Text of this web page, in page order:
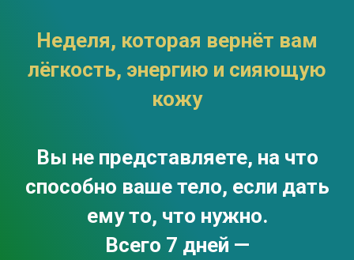
Неделя, которая вернёт вам
лёгкость, энергию и сияющую
кожу
Вы не представляете, на что
способно ваше тело, если дать
ему то, что нужно.
Всего 7 дней —